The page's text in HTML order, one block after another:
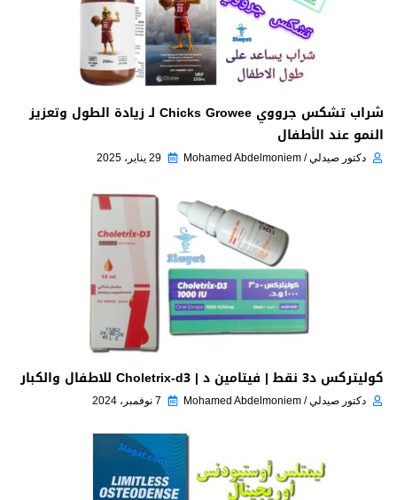
شراب تشكس جرووي Chicks Growee لـ زيادة الطول وتعزيز
النمو عند الأطفال
دكتور صيدلي / Mohamed Abdelmoniem 29 يناير، 2025
كوليتركس د3 نقط | فيتامين د | Choletrix-d3 للاطفال والكبار
دكتور صيدلي / Mohamed Abdelmoniem 7 نوفمبر، 2024